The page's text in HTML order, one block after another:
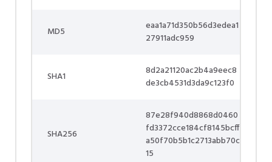
MD5
eaa1a71d350b56d3edea1
27911adc959
SHA1
8d2a21120ac2b4a9eec8
de3cb4531d3da9c123f0
SHA256
87e28f940d8868d0460
fd3372cce184cf8145bcff
a50f70b5b1c2713abb70c
15